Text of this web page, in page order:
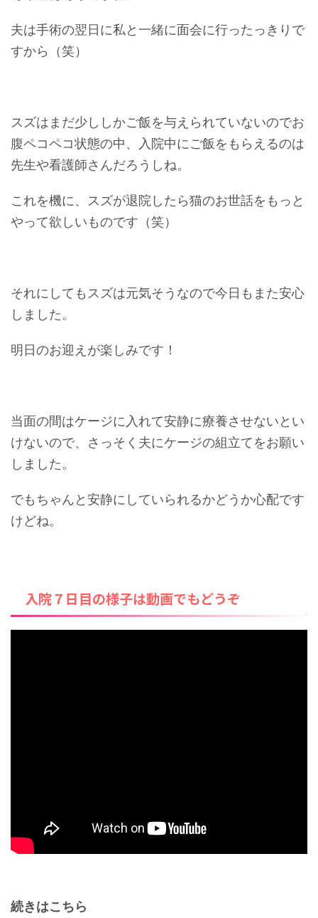
夫は手術の翌日に私と一緒に面会に行ったっきりで
すから（笑）
スズはまだ少ししかご飯を与えられていないのでお
腹ペコペコ状態の中、入院中にご飯をもらえるのは
先生や看護師さんだろうしね。
これを機に、スズが退院したら猫のお世話をもっと
やって欲しいものです（笑）
それにしてもスズは元気そうなので今日もまた安心
しました。
明日のお迎えが楽しみです！
当面の間はケージに入れて安静に療養させないとい
けないので、さっそく夫にケージの組立てをお願い
しました。
でもちゃんと安静にしていられるかどうか心配です
けどね。
入院７日目の様子は動画でもどうぞ
続きはこちら